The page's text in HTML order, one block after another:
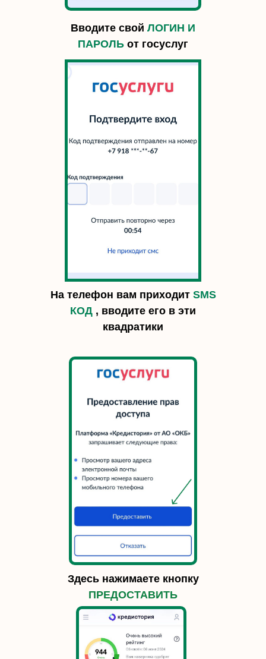
Вводите свой ЛОГИН И
ПАРОЛЬ от госуслуг
На телефон вам приходит SMS
КОД , вводите его в эти
квадратики
Здесь нажимаете кнопку
ПРЕДОСТАВИТЬ